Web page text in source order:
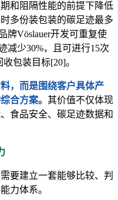
和阻隔性能的前提下降低
多份装包装的碳足迹最多
牌Vöslauer开发可重复使
减少30%，且可进行15次
包装目标[20]。
，而是围绕客户具体产
合方案。 其价值不仅体现
食品安全、碳足迹数据和
要建立一套能够比较、判
力体系。